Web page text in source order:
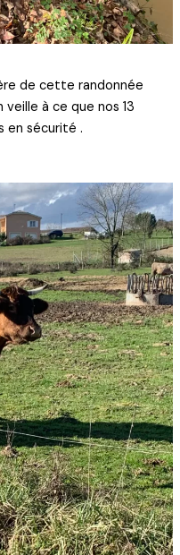
de cette randonnée
veille à ce que nos 13
en sécurité .